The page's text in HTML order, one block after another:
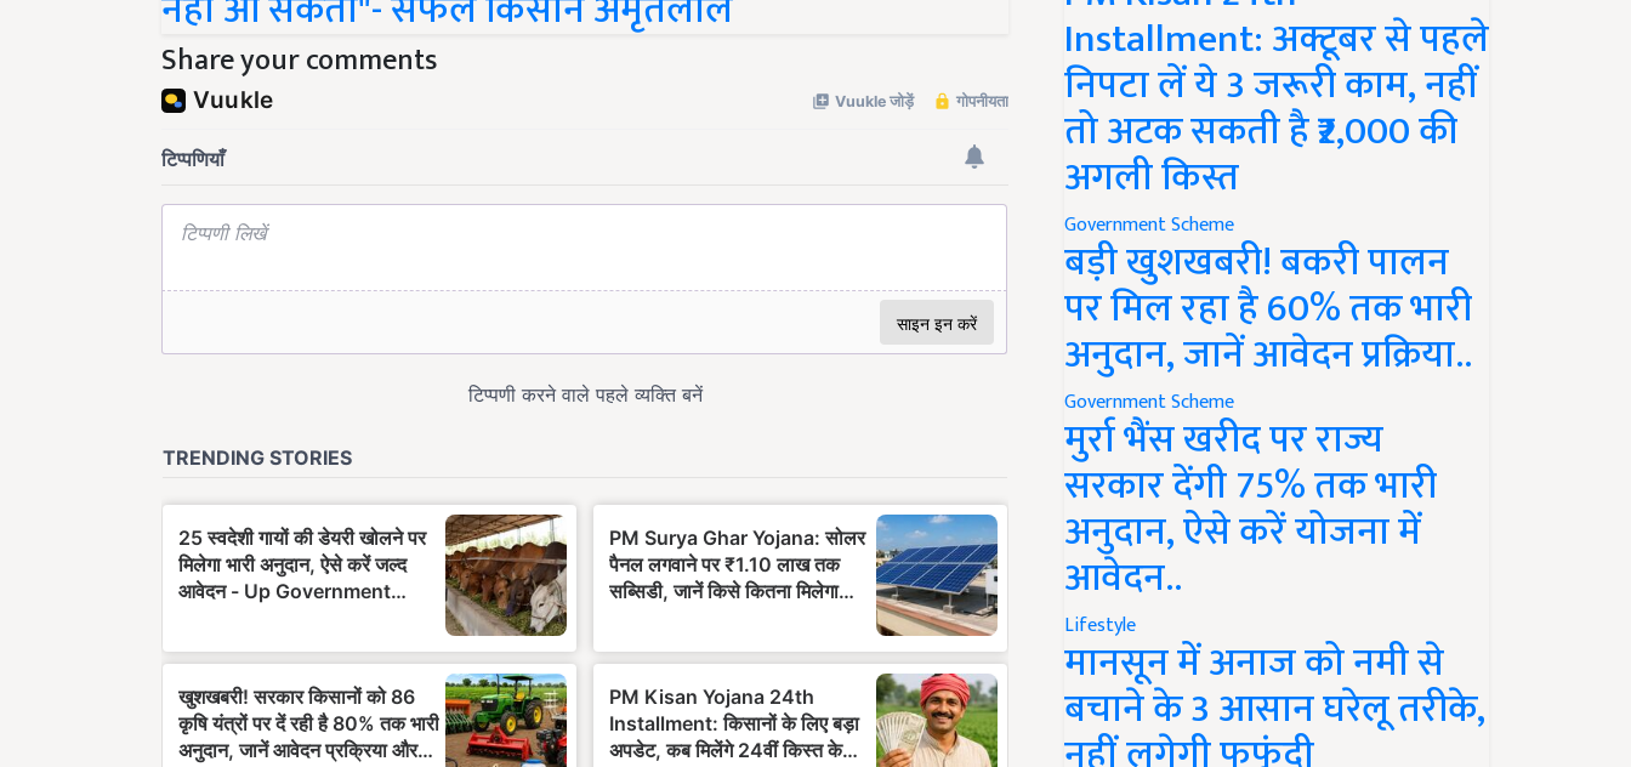
Share your comments Installment: अक्टूबर से पहले
निपटा लें ये 3 जरूरी काम, नहीं
तो अटक सकती है ₹2,000 की
अगली किस्त
Government Scheme
बड़ी खुशखबरी! बकरी पालन
पर मिल रहा है 60% तक भारी
अनुदान, जानें आवेदन प्रक्रिया..
Government Scheme
मुर्रा भैंस खरीद पर राज्य
सरकार देंगी 75% तक भारी
अनुदान, ऐसे करें योजना में
आवेदन..
Lifestyle
मानसून में अनाज को नमी से
बचाने के 3 आसान घरेलू तरीके,